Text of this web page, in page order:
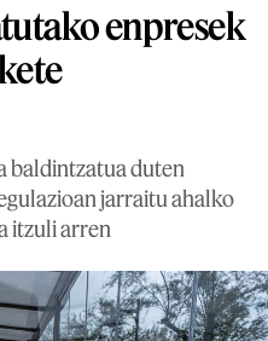
enpresek
baldintzatua duten
jarraitu ahalko
itzuli arren